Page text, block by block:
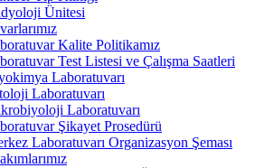
Ünitesi
Kalite Politikamız
Test Listesi ve Çalışma Saatleri
Laboratuvarı
Laboratuvarı
Laboratuvarı
Şikayet Prosedürü
Laboratuvarı Organizasyon Şeması